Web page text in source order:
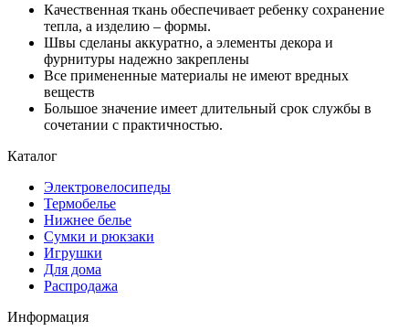
Качественная ткань обеспечивает ребенку сохранение
тепла, а изделию – формы.
Швы сделаны аккуратно, а элементы декора и
фурнитуры надежно закреплены
Все примененные материалы не имеют вредных
веществ
Большое значение имеет длительный срок службы в
сочетании с практичностью.
Каталог
Электровелосипеды
Термобелье
Нижнее белье
Сумки и рюкзаки
Игрушки
Для дома
Распродажа
Информация